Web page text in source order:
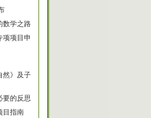
数学之路
项项目申
然》及子
要的反思
目指南